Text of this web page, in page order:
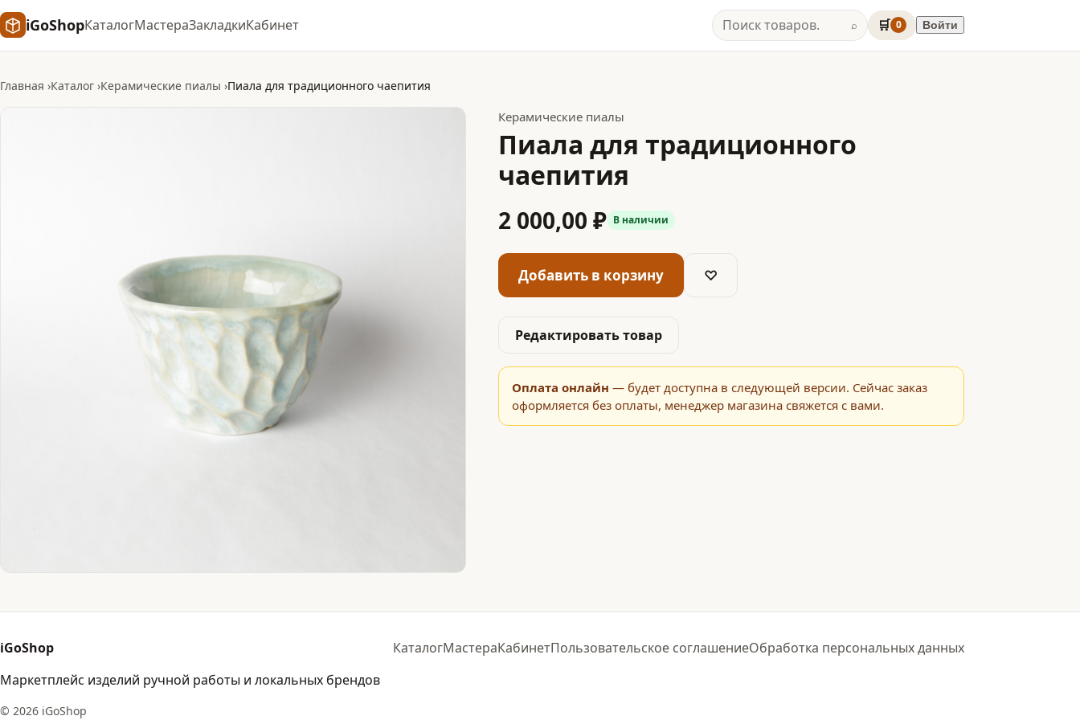
iGoShopКаталогМастераЗакладкиКабинет ⌕ 🛒 0 Войти
Главная Каталог Керамические пиалы Пиала для традиционного чаепития
Керамические пиалы
Пиала для традиционного
чаепития
2 000,00 ₽ В наличии
Добавить в корзину ♡
Редактировать товар
Оплата онлайн — будет доступна в следующей версии. Сейчас заказ
оформляется без оплаты, менеджер магазина свяжется с вами.
iGoShop
Маркетплейс изделий ручной работы и локальных брендов
КаталогМастераКабинетПользовательское соглашениеОбработка персональных данных
© 2026 iGoShop